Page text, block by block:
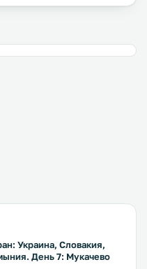
Украина, Словакия,
День 7: Мукачево